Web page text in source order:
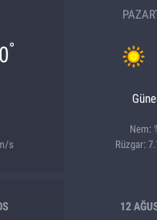
°
s
Nem:
Rüzgar:
12